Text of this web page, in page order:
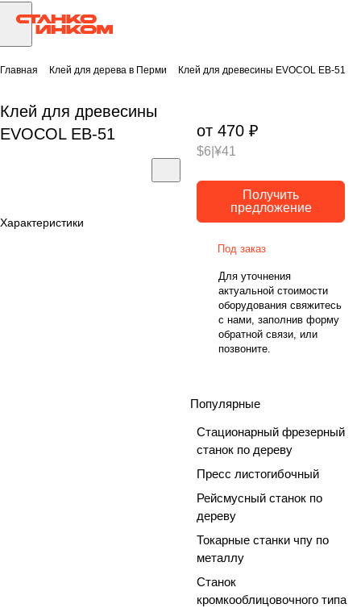
Главная Клей для дерева в Перми Клей для древесины EVOCOL EB-51
Клей для древесины
EVOCOL EB-51
Характеристики
от 470 ₽
$6 ¥41
Получить
предложение
Под заказ
Для уточнения
актуальной стоимости
оборудования свяжитесь
с нами, заполнив форму
обратной связи, или
позвоните.
Популярные
Стационарный фрезерный
станок по дереву
Пресс листогибочный
Рейсмусный станок по
дереву
Токарные станки чпу по
металлу
Станок
кромкооблицовочного типа